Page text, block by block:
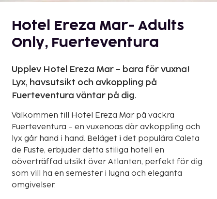
Hotel Ereza Mar- Adults
Only, Fuerteventura
Upplev Hotel Ereza Mar – bara för vuxna!
Lyx, havsutsikt och avkoppling på
Fuerteventura väntar på dig.
Välkommen till Hotel Ereza Mar på vackra
Fuerteventura – en vuxenoas där avkoppling och
lyx går hand i hand. Beläget i det populära Caleta
de Fuste, erbjuder detta stiliga hotell en
oöverträffad utsikt över Atlanten, perfekt för dig
som vill ha en semester i lugna och eleganta
omgivelser.